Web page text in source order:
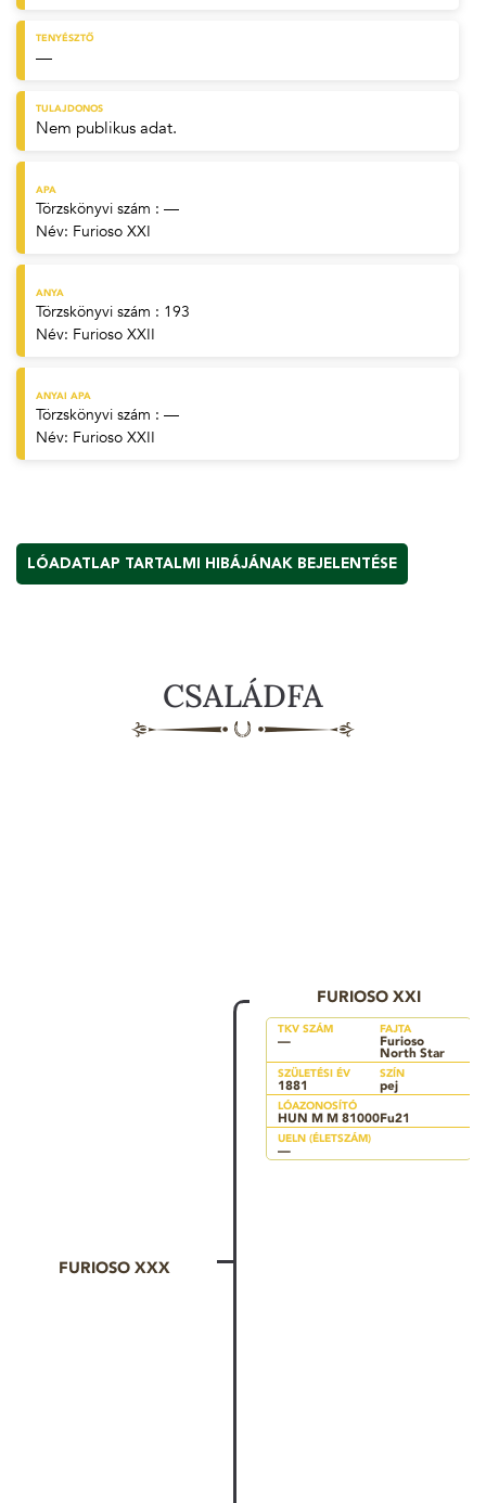
TENYÉSZTŐ
—
TULAJDONOS
Nem publikus adat.
APA
Törzskönyvi szám : —
Név: Furioso XXI
ANYA
Törzskönyvi szám : 193
Név: Furioso XXII
ANYAI APA
Törzskönyvi szám : —
Név: Furioso XXII
LÓADATLAP TARTALMI HIBÁJÁNAK BEJELENTÉSE
CSALÁDFA
FURIOSO XXX
FURIOSO XXI
TKV SZÁM
—
FAJTA
Furioso
North Star
SZÜLETÉSI ÉV
1881
SZÍN
pej
LÓAZONOSÍTÓ
HUN M M 81000Fu21
UELN (ÉLETSZÁM)
—